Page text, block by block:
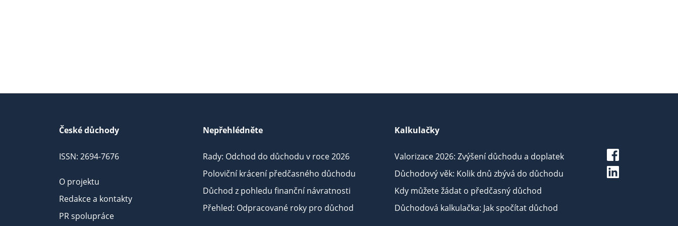
České důchody
ISSN: 2694-7676
O projektu
Redakce a kontakty
PR spolupráce
Nepřehlédněte
Rady: Odchod do důchodu v roce 2026
Poloviční krácení předčasného důchodu
Důchod z pohledu finanční návratnosti
Přehled: Odpracované roky pro důchod
Kalkulačky
Valorizace 2026: Zvýšení důchodu a doplatek
Důchodový věk: Kolik dnů zbývá do důchodu
Kdy můžete žádat o předčasný důchod
Důchodová kalkulačka: Jak spočítat důchod